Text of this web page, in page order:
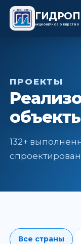
АКЦИОНЕРНОЕ ОБЩЕСТВО
ПРОЕКТЫ
132+
Все страны